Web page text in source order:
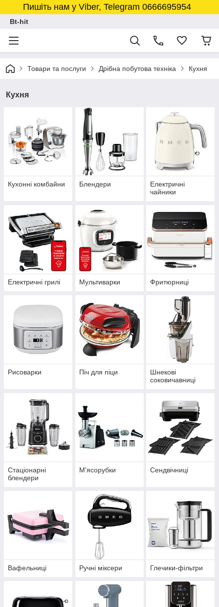
Пишіть нам у Viber, Telegram 0666695954
Bt-hit
Товари та послуги Дрібна побутова техніка Кухня
Кухня
Кухонні комбайни Блендери
Електричні
чайники
Електричні грилі Мультиварки Фритюрниці
Рисоварки Піч для піци
Шнекові
соковичавниці
Стаціонарні
блендери
М'ясорубки Сендвічниці
Вафельниці Ручні міксери Глечики-фільтри